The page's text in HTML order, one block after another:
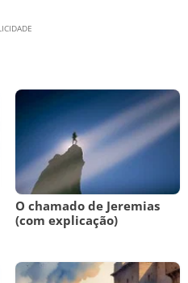
O chamado de Jeremias
(com explicação)